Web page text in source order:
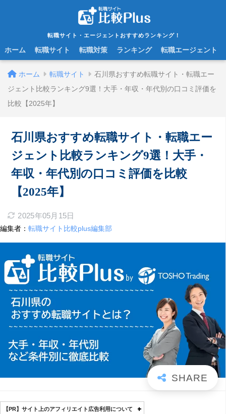
転職サイト・エージェントおすすめランキング！
ホーム 転職サイト 転職対策 ランキング 転職エージェント
ホーム 転職サイト
石川県おすすめ転職サイト・転職エー
ジェント比較ランキング9選！大手・年収・年代別の口コミ評価を
比較【2025年】
石川県おすすめ転職サイト・転職エー
ジェント比較ランキング9選！大手・
年収・年代別の口コミ評価を比較
【2025年】
2025年05月15日
編集者： 転職サイト比較plus編集部
【PR】サイト上のアフィリエイト広告利用について